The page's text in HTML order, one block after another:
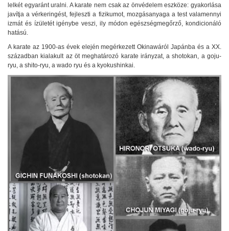
lelkét egyaránt uralni. A karate nem csak az önvédelem eszköze: gyakorlása
javítja a vérkeringést, fejleszti a fizikumot, mozgásanyaga a test valamennyi
izmát és ízületét igénybe veszi, ily módon egészségmegőrző, kondicionáló
hatású.
A karate az 1900-as évek elején megérkezett Okinawáról Japánba és a XX.
században kialakult az öt meghatározó karate irányzat, a shotokan, a goju-
ryu, a shito-ryu, a wado ryu és a kyokushinkai.